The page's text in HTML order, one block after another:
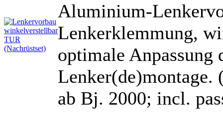
Aluminium-
Lenkerklemmung,
optimale Anpassung
Lenker(de)montage.
ab Bj. 2000; incl.